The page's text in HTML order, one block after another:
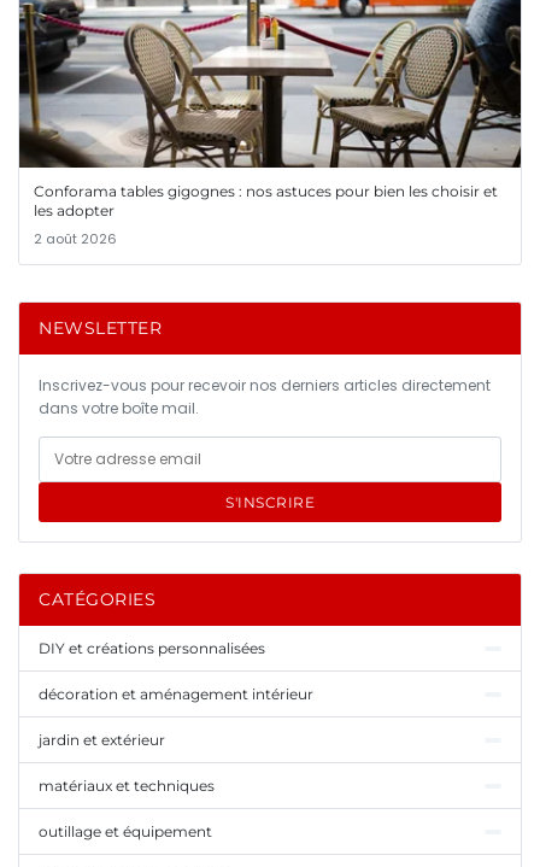
Conforama tables gigognes : nos astuces pour bien les choisir et
les adopter
2 août 2026
NEWSLETTER
Inscrivez-vous pour recevoir nos derniers articles directement
dans votre boîte mail.
S'INSCRIRE
CATÉGORIES
DIY et créations personnalisées
décoration et aménagement intérieur
jardin et extérieur
matériaux et techniques
outillage et équipement